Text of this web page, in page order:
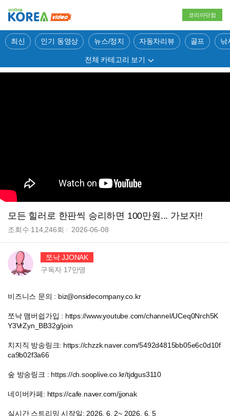
코리아닷컴
최신 인기 동영상 뉴스/정치 자동차리뷰 골프 낚
전체 카테고리 보기
모든 힐러로 한판씩 승리하면 100만원... 가보자!!
조회수 114,246회 2026-06-08
쪼낙 JJONAK
구독자 17만명
비즈니스 문의 : biz@onsidecompany.co.kr
쪼낙 맴버쉽가입 : https://www.youtube.com/channel/UCeq0Nrch5K
Y3VrZyn_BB32g/join
치지직 방송링크: https://chzzk.naver.com/5492d4815bb05e6c0d10f
ca9b02f3a66
숲 방송링크 : https://ch.sooplive.co.kr/tjdgus3110
네이버카페: https://cafe.naver.com/jjonak
실시간 스트리밍 시작일: 2026. 6. 2~ 2026. 6. 5